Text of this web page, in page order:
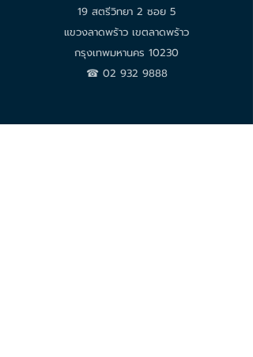
19 สตรีวิทยา 2 ซอย 5
แขวงลาดพร้าว เขตลาดพร้าว
กรุงเทพมหานคร 10230
☎︎ 02 932 9888